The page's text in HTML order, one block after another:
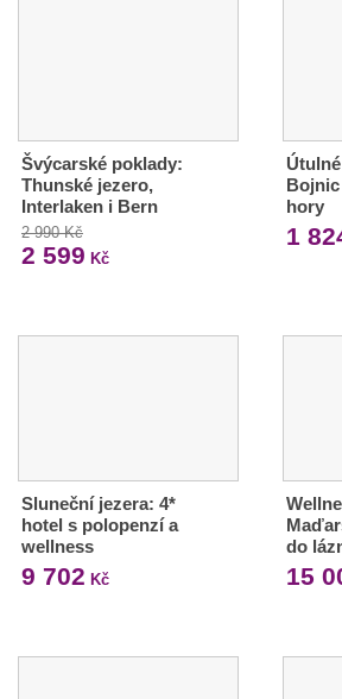
Švýcarské poklady:
Thunské jezero,
Interlaken i Bern
2 990 Kč
2 599 Kč
hory
1
Sluneční jezera: 4*
hotel s polopenzí a
wellness
9 702 Kč
do
15